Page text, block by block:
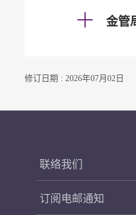
金管
修订日期 : 2026年07月02日
联络我们
订阅电邮通知